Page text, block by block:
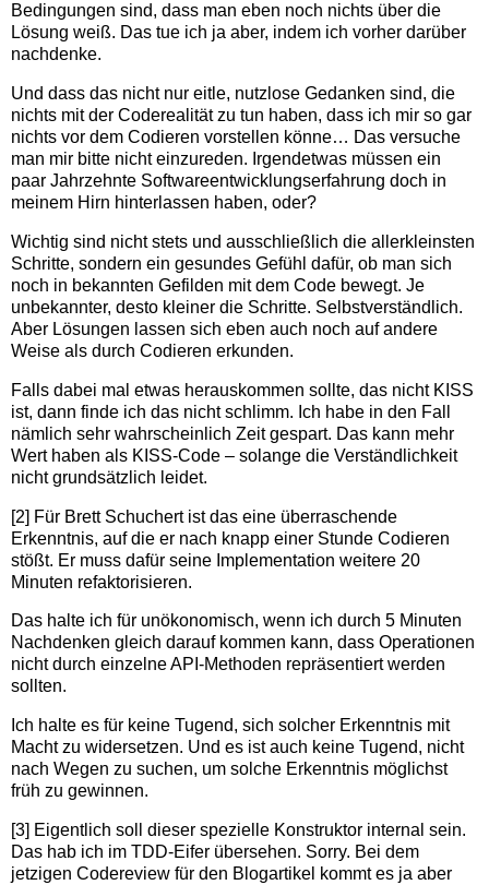
Bedingungen sind, dass man eben noch nichts über die
Lösung weiß. Das tue ich ja aber, indem ich vorher darüber
nachdenke.
Und dass das nicht nur eitle, nutzlose Gedanken sind, die
nichts mit der Coderealität zu tun haben, dass ich mir so gar
nichts vor dem Codieren vorstellen könne… Das versuche
man mir bitte nicht einzureden. Irgendetwas müssen ein
paar Jahrzehnte Softwareentwicklungserfahrung doch in
meinem Hirn hinterlassen haben, oder?
Wichtig sind nicht stets und ausschließlich die allerkleinsten
Schritte, sondern ein gesundes Gefühl dafür, ob man sich
noch in bekannten Gefilden mit dem Code bewegt. Je
unbekannter, desto kleiner die Schritte. Selbstverständlich.
Aber Lösungen lassen sich eben auch noch auf andere
Weise als durch Codieren erkunden.
Falls dabei mal etwas herauskommen sollte, das nicht KISS
ist, dann finde ich das nicht schlimm. Ich habe in den Fall
nämlich sehr wahrscheinlich Zeit gespart. Das kann mehr
Wert haben als KISS-Code – solange die Verständlichkeit
nicht grundsätzlich leidet.
[2] Für Brett Schuchert ist das eine überraschende
Erkenntnis, auf die er nach knapp einer Stunde Codieren
stößt. Er muss dafür seine Implementation weitere 20
Minuten refaktorisieren.
Das halte ich für unökonomisch, wenn ich durch 5 Minuten
Nachdenken gleich darauf kommen kann, dass Operationen
nicht durch einzelne API-Methoden repräsentiert werden
sollten.
Ich halte es für keine Tugend, sich solcher Erkenntnis mit
Macht zu widersetzen. Und es ist auch keine Tugend, nicht
nach Wegen zu suchen, um solche Erkenntnis möglichst
früh zu gewinnen.
[3] Eigentlich soll dieser spezielle Konstruktor internal sein.
Das hab ich im TDD-Eifer übersehen. Sorry. Bei dem
jetzigen Codereview für den Blogartikel kommt es ja aber